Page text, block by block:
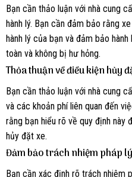
Bạn cần thảo luận với nhà cung
hành lý. Bạn cần đảm bảo rằng
hành lý của bạn và đảm bảo
toàn và không bị hư hỏng.
Thỏa thuận về điều kiện hủy
Bạn cần thảo luận với nhà cung
và các khoản phí liên quan đến
rằng bạn hiểu rõ về quy định
hủy đặt xe.
Đảm bảo trách nhiệm pháp
Bạn cần xác định rõ trách nhiệm